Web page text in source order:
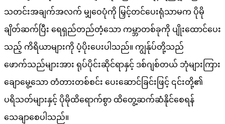
သတင်းအချက်အလက် မျှဝေပုံကို မြှင့်တင်ပေးရုံသာမက ပိုမို
ချိတ်ဆက်ပြီး ရေရှည်တည်တံ့သော ကမ္ဘာတစ်ခုကို ပျိုးထောင်ပေး
သည့် ကိရိယာများကို ပံ့ပိုးပေးပါသည်။ ကျွန်ုပ်တို့သည်
ဖောက်သည်များအား ရုပ်ပိုင်းဆိုင်ရာနှင့် ဒစ်ဂျစ်တယ် ဘုံများကြား
ချောမွေ့သော တံတားတစ်စင်း ပေးဆောင်ခြင်းဖြင့် ၎င်းတို့၏
ပရိသတ်များနှင့် ပိုမိုထိရောက်စွာ ထိတွေ့ဆက်ဆံနိုင်စေရန်
သေချာစေပါသည်။